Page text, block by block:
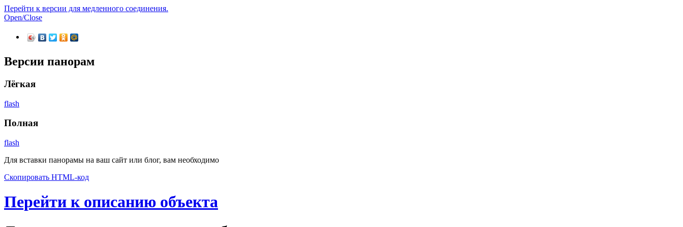
Перейти к версии для медленного соединения.
Open/Close
Версии панорам
Лёгкая
flash
Полная
flash
Для вставки панорамы на ваш сайт или блог, вам необходимо
Скопировать HTML-код
Перейти к описанию объекта